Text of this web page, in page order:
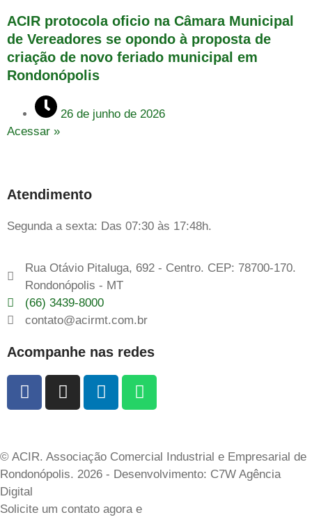
ACIR protocola oficio na Câmara Municipal
de Vereadores se opondo à proposta de
criação de novo feriado municipal em
Rondonópolis
26 de junho de 2026
Acessar »
Atendimento
Segunda a sexta: Das 07:30 às 17:48h.
Rua Otávio Pitaluga, 692 - Centro. CEP: 78700-170.
Rondonópolis - MT
(66) 3439-8000
contato@acirmt.com.br
Acompanhe nas redes
© ACIR. Associação Comercial Industrial e Empresarial de
Rondonópolis. 2026 - Desenvolvimento: C7W Agência
Digital
Solicite um contato agora e